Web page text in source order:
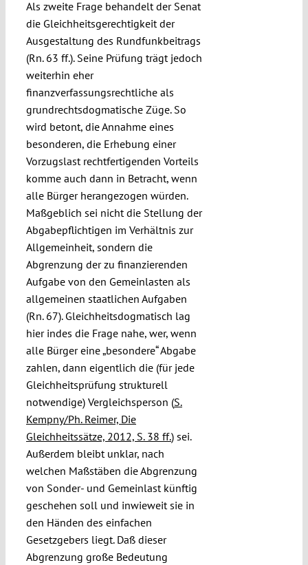
Als zweite Frage behandelt der Senat
die Gleichheitsgerechtigkeit der
Ausgestaltung des Rundfunkbeitrags
(Rn. 63 ff.). Seine Prüfung trägt jedoch
weiterhin eher
finanzverfassungsrechtliche als
grundrechtsdogmatische Züge. So
wird betont, die Annahme eines
besonderen, die Erhebung einer
Vorzugslast rechtfertigenden Vorteils
komme auch dann in Betracht, wenn
alle Bürger herangezogen würden.
Maßgeblich sei nicht die Stellung der
Abgabepflichtigen im Verhältnis zur
Allgemeinheit, sondern die
Abgrenzung der zu finanzierenden
Aufgabe von den Gemeinlasten als
allgemeinen staatlichen Aufgaben
(Rn. 67). Gleichheitsdogmatisch lag
hier indes die Frage nahe, wer, wenn
alle Bürger eine „besondere“ Abgabe
zahlen, dann eigentlich die (für jede
Gleichheitsprüfung strukturell
notwendige) Vergleichsperson (S.
Kempny/Ph. Reimer, Die
Gleichheitssätze, 2012, S. 38 ff.) sei.
Außerdem bleibt unklar, nach
welchen Maßstäben die Abgrenzung
von Sonder- und Gemeinlast künftig
geschehen soll und inwieweit sie in
den Händen des einfachen
Gesetzgebers liegt. Daß dieser
Abgrenzung große Bedeutung